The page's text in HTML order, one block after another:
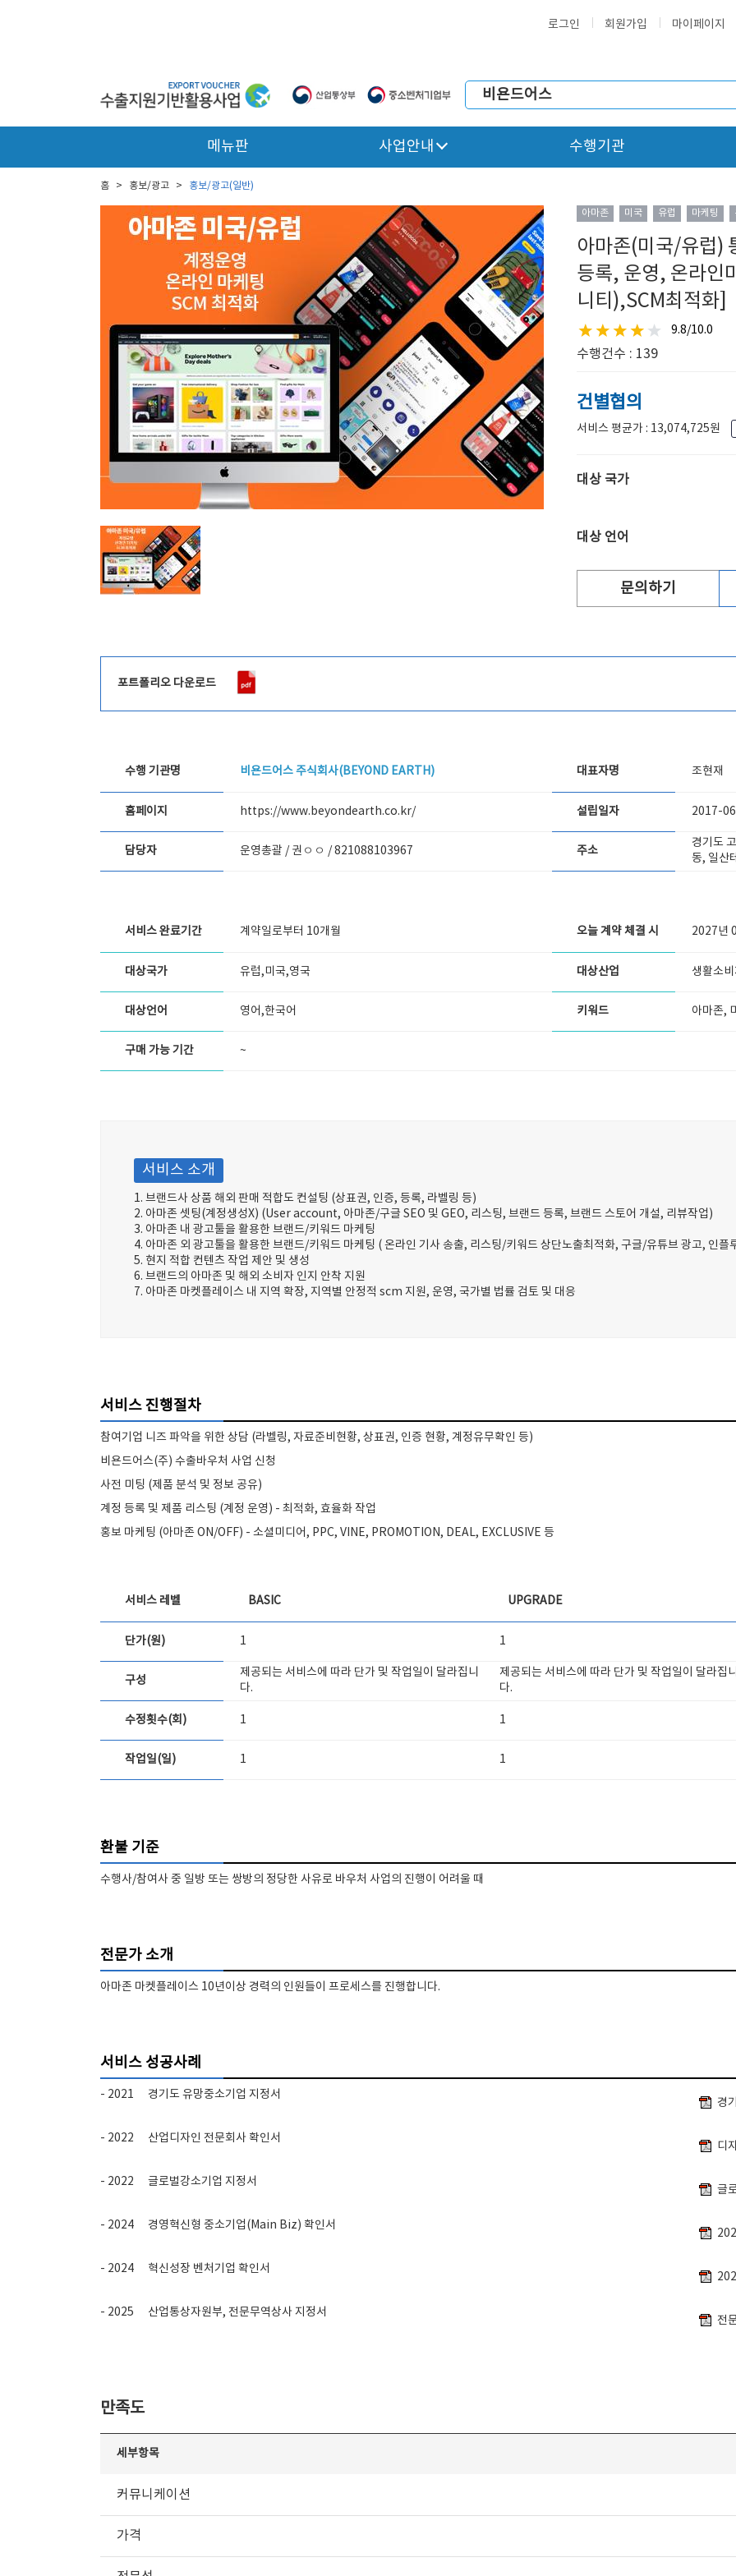
로그인 회원가입 마이페이지
메뉴판 사업안내 수행기관
홈 > 홍보/광고 > 홍보/광고(일반)
아마존 미국 유럽 마케팅
아마존(미국/유럽)
등록, 운영, 온라인
니티),SCM최적화]
9.8/10.0
수행건수 : 139
건별협의
서비스 평균가 : 13,074,725원
대상 국가
대상 언어
문의하기
포트폴리오 다운로드
수행 기관명 비욘드어스 주식회사(BEYOND EARTH) 대표자명 조현재
홈페이지 https://www.beyondearth.co.kr/ 설립일자 2017-
담당자 운영총괄 / 권ㅇㅇ /821088103967 주소
경기도
동, 일산
서비스 완료기간 계약일로부터 10개월 오늘 계약 체결 시 2027년
대상국가 유럽,미국,영국 대상산업 생활소
대상언어 영어,한국어 키워드 아마존,
구매 가능 기간 ~
서비스 소개
1. 브랜드사 상품 해외 판매 적합도 컨설팅 (상표권, 인증, 등록, 라벨링 등)
2. 아마존 셋팅(계정생성X) (User account, 아마존/구글 SEO 및 GEO, 리스팅, 브랜드 등록, 브랜드 스토어 개설, 리뷰작업)
3. 아마존 내 광고툴을 활용한 브랜드/키워드 마케팅
4. 아마존 외 광고툴을 활용한 브랜드/키워드 마케팅 ( 온라인 기사 송출, 리스팅/키워드 상단노출최적화, 구글/유튜브 광고, 인플
5. 현지 적합 컨텐츠 작업 제안 및 생성
6. 브랜드의 아마존 및 해외 소비자 인지 안착 지원
7. 아마존 마켓플레이스 내 지역 확장, 지역별 안정적 scm 지원, 운영, 국가별 법률 검토 및 대응
서비스 진행절차
참여기업 니즈 파악을 위한 상담 (라벨링, 자료준비현황, 상표권, 인증 현황, 계정유무확인 등)
비욘드어스(주) 수출바우처 사업 신청
사전 미팅 (제품 분석 및 정보 공유)
계정 등록 및 제품 리스팅 (계정 운영) - 최적화, 효율화 작업
홍보 마케팅 (아마존 ON/OFF) - 소셜미디어, PPC, VINE, PROMOTION, DEAL, EXCLUSIVE 등
서비스 레벨 BASIC UPGRADE
단가(원) 1 1
구성
제공되는 서비스에 따라 단가 및 작업일이 달라집니
다.
제공되는 서비스에 따라 단가 및 작업일이 달라집니
다.
수정횟수(회) 1 1
작업일(일) 1 1
환불 기준
수행사/참여사 중 일방 또는 쌍방의 정당한 사유로 바우처 사업의 진행이 어려울 때
전문가 소개
아마존 마켓플레이스 10년이상 경력의 인원들이 프로세스를 진행합니다.
서비스 성공사례
- 2021 경기도 유망중소기업 지정서
- 2022 산업디자인 전문회사 확인서
- 2022 글로벌강소기업 지정서
- 2024 경영혁신형 중소기업(Main Biz) 확인서
- 2024 혁신성장 벤처기업 확인서
- 2025 산업통상자원부, 전문무역상사 지정서
만족도
세부항목
커뮤니케이션
가격